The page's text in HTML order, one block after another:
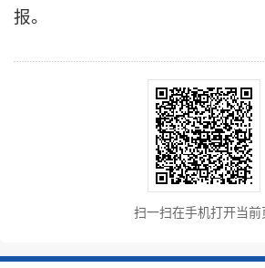
报。
扫一扫在手机打开当前